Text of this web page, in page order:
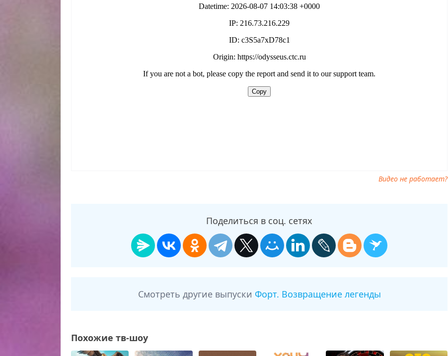
16.11.2025, смотреть Форт. Возвращение легенды 4 выпуск от 16.11.2025 онлайн, самое интересное в Форт.
сегодня, смотреть онлайн Форт. Возвращение легенды 4 выпуск от 16.11.2025, ток шоу Форт. Возвращение
легенды 4 выпуск от 16.11.2025, смотреть программу Форт. Возвращение легенды 4 выпуск от 16.11.2025
Видео не работает?
Поделиться в соц. сетях
Смотреть другие выпуски Форт. Возвращение легенды
Похожие тв-шоу